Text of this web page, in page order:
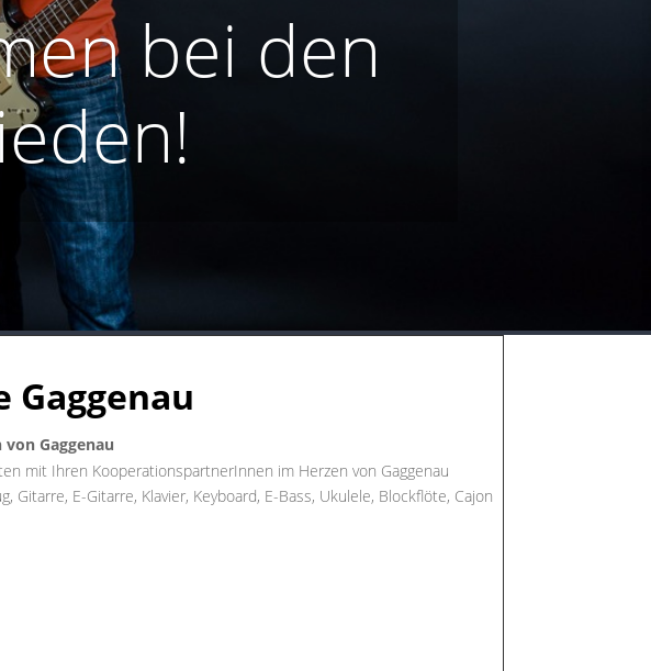
bei den
Gaggenau
Gaggenau
mit Ihren KooperationspartnerInnen im Herzen von Gaggenau
Gitarre, E-Gitarre, Klavier, Keyboard, E-Bass, Ukulele, Blockflöte, Cajon